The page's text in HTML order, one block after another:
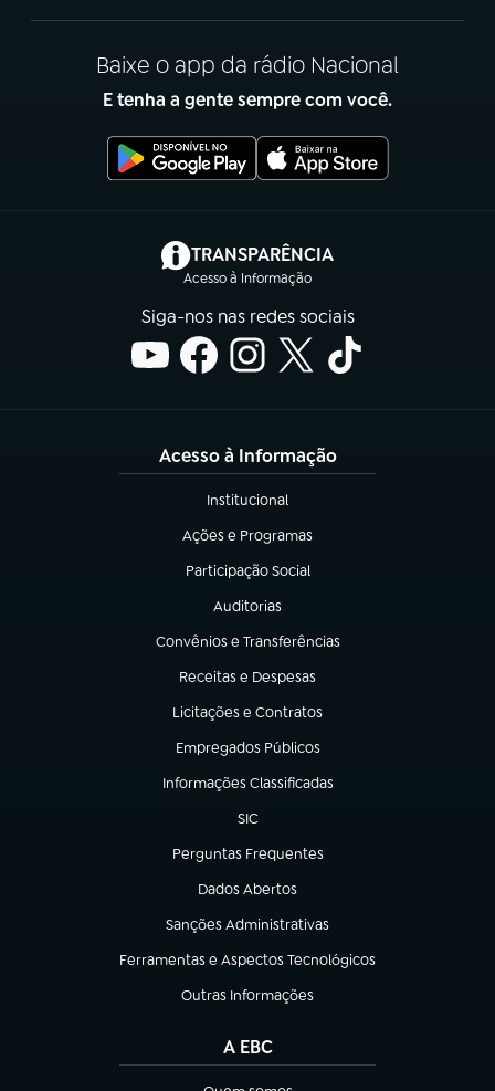
Baixe o app da rádio Nacional
E tenha a gente sempre com você.
TRANSPARÊNCIA
Acesso à Informação
(abre em nova aba)
Siga-nos nas redes sociais
Acesso à Informação
Institucional
(abre em nova aba)
Ações e Programas
(abre em nova aba)
Participação Social
(abre em nova aba)
Auditorias
(abre em nova aba)
Convênios e Transferências
(abre em nova aba)
Receitas e Despesas
(abre em nova aba)
Licitações e Contratos
(abre em nova aba)
Empregados Públicos
(abre em nova aba)
Informações Classificadas
(abre em nova aba)
SIC
(abre em nova aba)
Perguntas Frequentes
(abre em nova aba)
Dados Abertos
(abre em nova aba)
Sanções Administrativas
(abre em nova aba)
Ferramentas e Aspectos Tecnológicos
(abre em nova aba)
Outras Informações
(abre em nova aba)
A EBC